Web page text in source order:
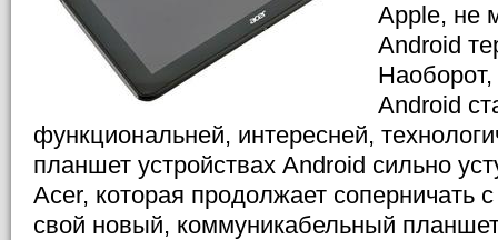
Apple, не
Android
Android
функциональней, интересней,
планшет устройствах Android сильно
Acer, которая продолжает соперничать
свой новый, коммуникабельный